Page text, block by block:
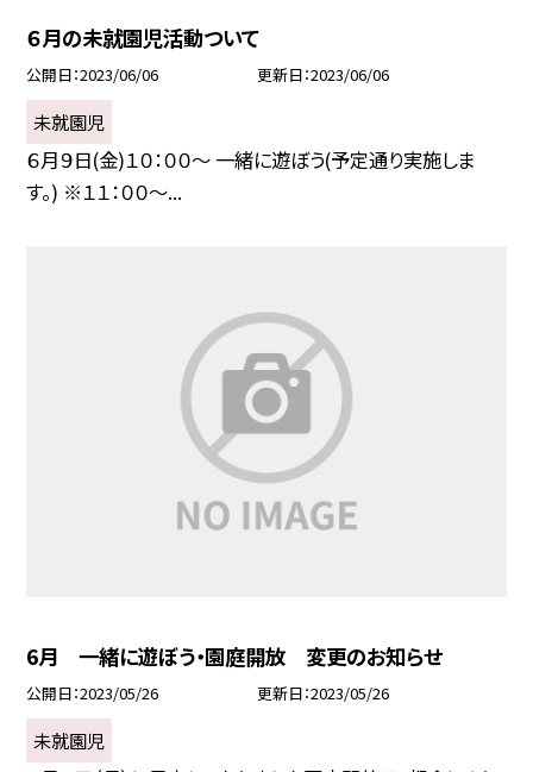
６月の未就園児活動ついて
公開日 2023/06/06 更新日 2023/06/06
未就園児
６月９日(金)１０：００〜 一緒に遊ぼう(予定通り実施しま
す。) ※１１：００〜...
6月 一緒に遊ぼう・園庭開放 変更のお知らせ
公開日 2023/05/26 更新日 2023/05/26
未就園児